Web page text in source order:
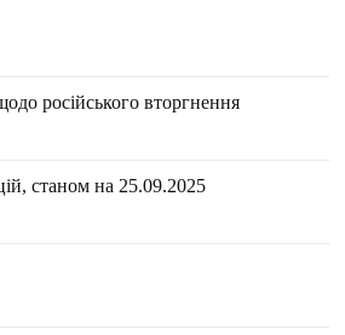
російського вторгнення
станом на 25.09.2025